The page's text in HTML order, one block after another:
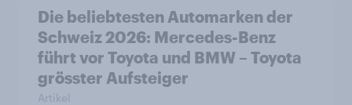
Die beliebtesten Automarken der
Schweiz 2026: Mercedes-Benz
führt vor Toyota und BMW – Toyota
grösster Aufsteiger
Artikel